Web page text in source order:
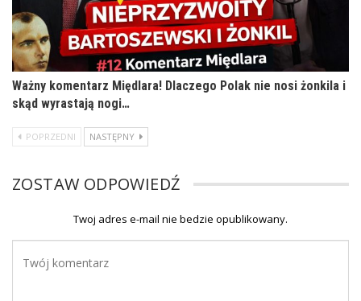
Ważny komentarz Międlara! Dlaczego Polak nie nosi żonkila i
skąd wyrastają nogi…
POPRZEDNI NASTĘPNY
ZOSTAW ODPOWIEDŹ
Twoj adres e-mail nie bedzie opublikowany.